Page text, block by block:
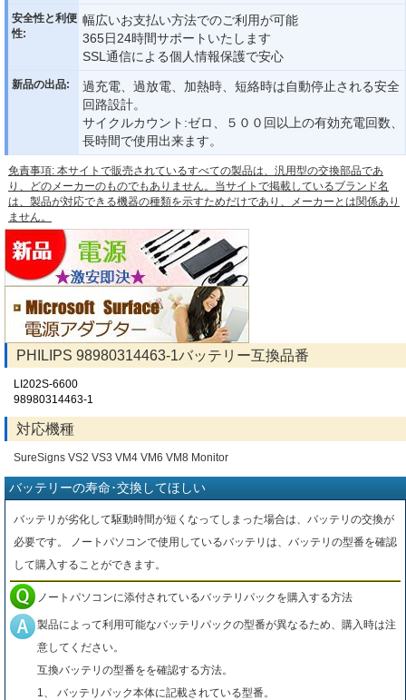
安全性と利便
性:
幅広いお支払い方法でのご利用が可能
365日24時間サポートいたします
SSL通信による個人情報保護で安心
新品の出品:
過充電、過放電、加熱時、短絡時は自動停止される安全
回路設計。
サイクルカウント:ゼロ、５００回以上の有効充電回数、
長時間で使用出来ます。
免責事項: 本サイトで販売されているすべての製品は、汎用型の交換部品であ
り、どのメーカーのものでもありません。当サイトで掲載しているブランド名
は、製品が対応できる機器の種類を示すためだけであり、メーカーとは関係あり
ません。
PHILIPS 98980314463-1バッテリー互換品番
LI202S-6600
98980314463-1
対応機種
SureSigns VS2 VS3 VM4 VM6 VM8 Monitor
バッテリーの寿命･交換してほしい
バッテリが劣化して駆動時間が短くなってしまった場合は、バッテリの交換が
必要です。 ノートパソコンで使用しているバッテリは、バッテリの型番を確認
して購入することができます。
ノートパソコンに添付されているバッテリパックを購入する方法
製品によって利用可能なバッテリパックの型番が異なるため、購入時は注
意してください。
互換バッテリの型番をを確認する方法。
1、 バッテリパック本体に記載されている型番。